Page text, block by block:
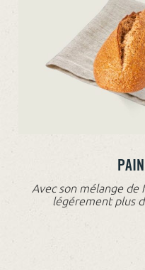
Avec son mélange
légérement plus